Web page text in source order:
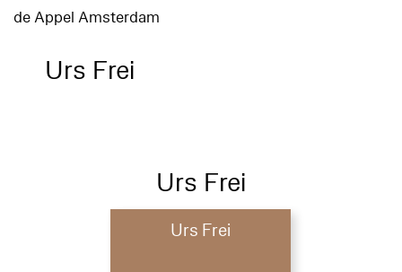
de Appel Amsterdam
Urs Frei
Urs Frei
Urs Frei